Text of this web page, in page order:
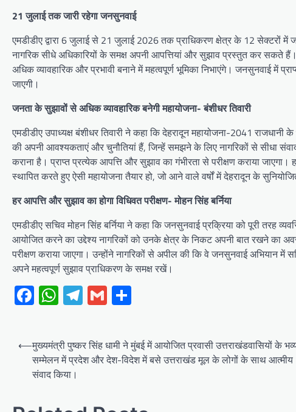
21 जुलाई तक जारी रहेगा जनसुनवाई
एमडीडीए द्वारा 6 जुलाई से 21 जुलाई 2026 तक प्राधिकरण क्षेत्र के 12 सेक्टरों
नागरिक सीधे अधिकारियों के समक्ष अपनी आपत्तियां और सुझाव प्रस्तुत कर सकते
अधिक व्यावहारिक और प्रभावी बनाने में महत्वपूर्ण भूमिका निभाएंगे। जनसुनवाई में
जाएगी।
जनता के सुझावों से अधिक व्यावहारिक बनेगी महायोजना- बंशीधर तिवारी
एमडीडीए उपाध्यक्ष बंशीधर तिवारी ने कहा कि देहरादून महायोजना-2041
की अपनी आवश्यकताएं और चुनौतियां हैं, जिन्हें समझने के लिए नागरिकों से सीधा
कराना है। प्राप्त प्रत्येक आपत्ति और सुझाव का गंभीरता से परीक्षण कराया
स्थापित करते हुए ऐसी महायोजना तैयार हो, जो आने वाले वर्षों में देहरादून के
हर आपत्ति और सुझाव का होगा विधिवत परीक्षण- मोहन सिंह बर्निया
एमडीडीए सचिव मोहन सिंह बर्निया ने कहा कि जनसुनवाई प्रक्रिया को पूरी तरह
आयोजित करने का उद्देश्य नागरिकों को उनके क्षेत्र के निकट अपनी बात रखने का
परीक्षण कराया जाएगा। उन्होंने नागरिकों से अपील की कि वे जनसुनवाई अभियान में
अपने महत्वपूर्ण सुझाव प्राधिकरण के समक्ष रखें।
Facebook
WhatsApp
Telegram
Gmail
Post
navigation
⟵मुख्यमंत्री पुष्कर सिंह धामी ने मुंबई में आयोजित प्रवासी उत्तराखंडवासियों के
सम्मेलन में प्रदेश और देश-विदेश में बसे उत्तराखंड मूल के लोगों के साथ आत्मीय
संवाद किया।